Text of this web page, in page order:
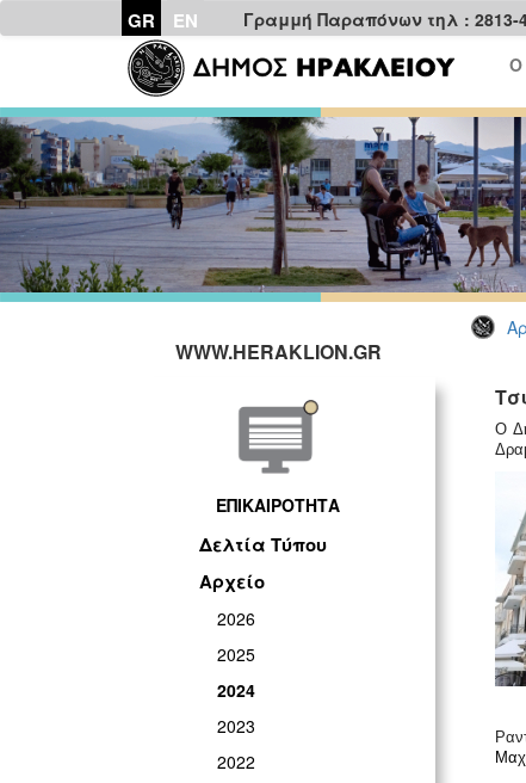
GR EN Γραμμή Παραπόνων τηλ : 2813-
Ο
WWW.HERAKLION.GR
ΕΠΙΚΑΙΡΟΤΗΤΑ
Δελτία Τύπου
Αρχείο
2026
2025
2024
2023
2022
Ο